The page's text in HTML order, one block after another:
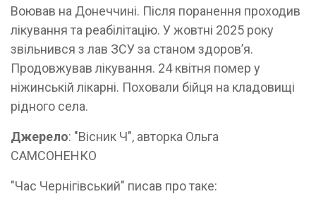
Воював на Донеччині. Після поранення проходив
лікування та реабілітацію. У жовтні 2025 року
звільнився з лав ЗСУ за станом здоров’я.
Продовжував лікування. 24 квітня помер у
ніжинській лікарні. Поховали бійця на кладовищі
рідного села.
Джерело: "Вісник Ч", авторка Ольга
САМСОНЕНКО
"Час Чернігівський" писав про таке: